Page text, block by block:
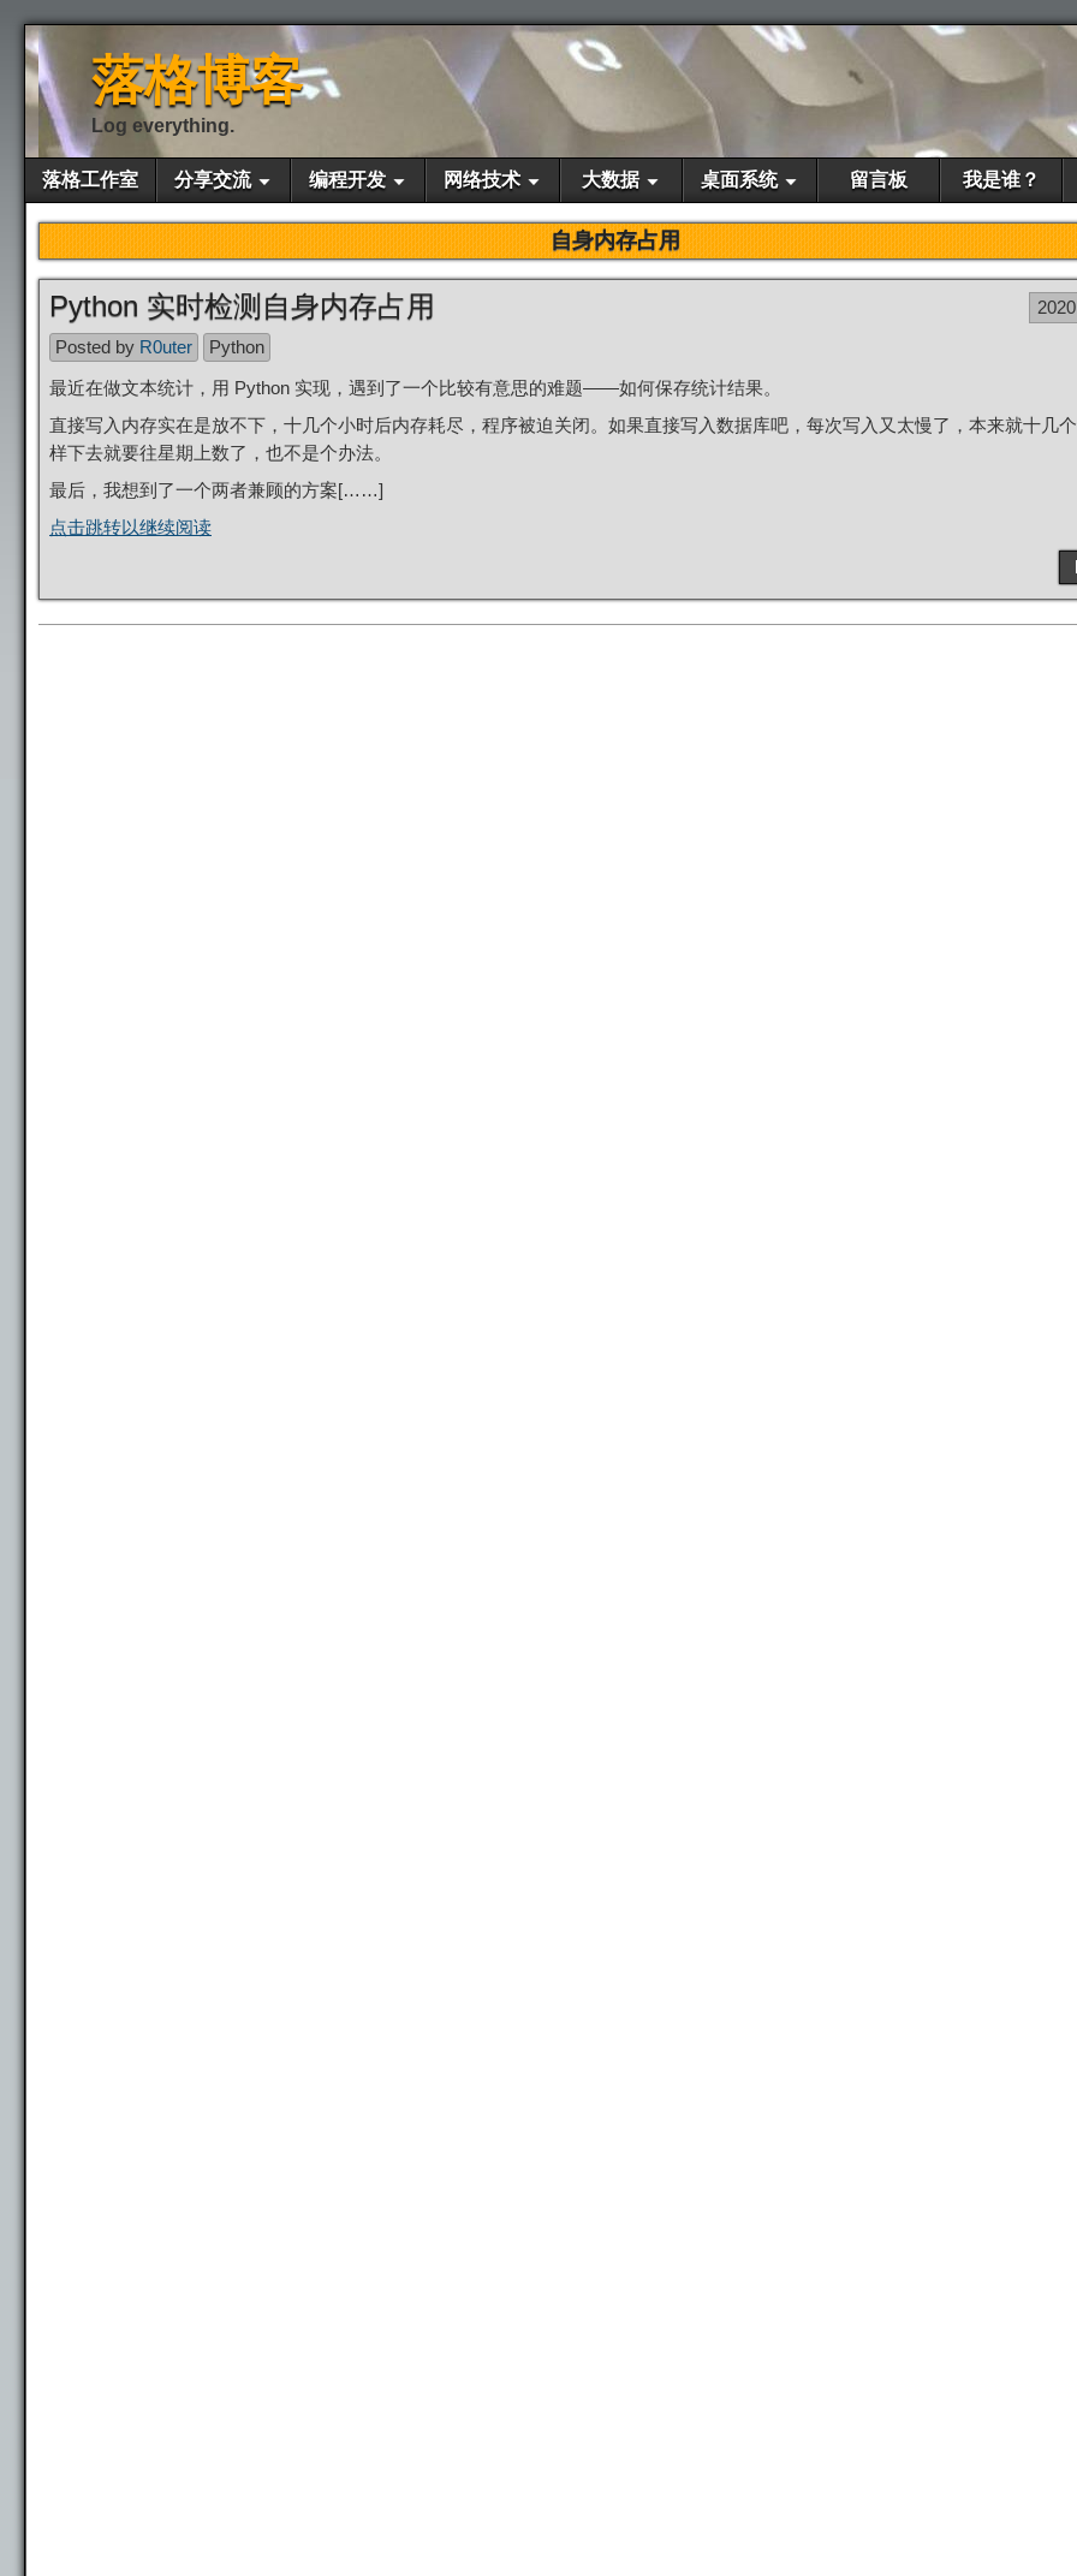
落格博客
Log everything.
落格工作室 分享交流 编程开发 网络技术 大数据 桌面系统 留言板 我是谁？
自身内存占用
Python 实时检测自身内存占用
Posted by R0uter
Python
最近在做文本统计，用 Python 实现，遇到了一个比较有意思的难题——如何保存统计结果。
直接写入内存实在是放不下，十几个小时后内存耗尽，程序被迫关闭。如果直接写入数据库吧，每次写入又太慢了，本来就十几
样下去就要往星期上数了，也不是个办法。
最后，我想到了一个两者兼顾的方案[……]
点击跳转以继续阅读